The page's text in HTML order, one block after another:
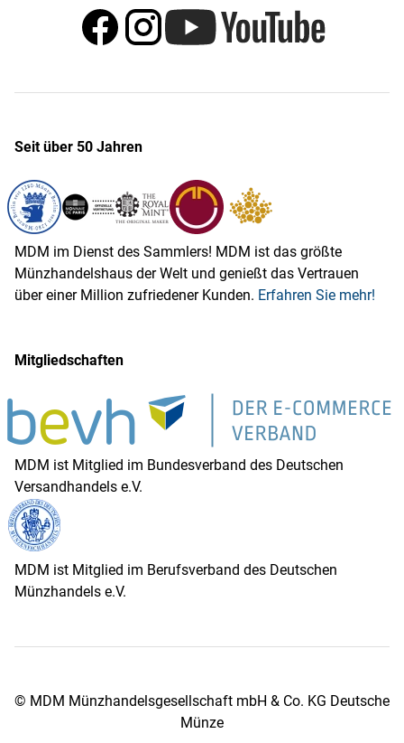
Seit über 50 Jahren
MDM im Dienst des Sammlers! MDM ist das größte
Münzhandelshaus der Welt und genießt das Vertrauen
über einer Million zufriedener Kunden. Erfahren Sie mehr!
Mitgliedschaften
MDM ist Mitglied im Bundesverband des Deutschen
Versandhandels e.V.
MDM ist Mitglied im Berufsverband des Deutschen
Münzhandels e.V.
© MDM Münzhandelsgesellschaft mbH & Co. KG Deutsche
Münze